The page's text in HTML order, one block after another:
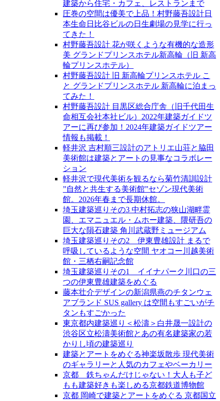
建築から住宅・カフェ、レストランまで
圧巻の空間は優美で上品！村野藤吾設計日
本生命日比谷ビルの日生劇場の見学に行っ
てきた！
村野藤吾設計 花が咲くような有機的な造形
美 グランドプリンスホテル新高輪（旧 新高
輪プリンスホテル）
村野藤吾設計 旧 新高輪プリンスホテル こ
と グランドプリンスホテル 新高輪に泊まっ
てみた！
村野藤吾設計 目黒区総合庁舎（旧千代田生
命相互会社本社ビル）2022年建築ガイドツ
アーに再び参加！2024年建築ガイドツアー
情報も掲載！
軽井沢 吉村順三設計のアトリエ山荘と脇田
美術館は建築とアートの見事なコラボレー
ション
軽井沢で現代美術を観るなら菊竹清訓設計
”自然と共生する美術館”セゾン現代美術
館。2026年春まで長期休館。
埼玉建築巡りその3 中村拓志の狭山湖畔霊
園、エマニュエル・ムホー建築、隈研吾の
巨大な隕石建築 角川武蔵野ミュージアム
埼玉建築巡りその2 伊東豊雄設計 まるで
呼吸しているような空間 ヤオコー川越美術
館・三栖右嗣記念館
埼玉建築巡りその1 イイナパーク川口の三
つの伊東豊雄建築をめぐる
藤本壮介デザインの新潟県燕のチタンウェ
アブランド SUS gallery は空間もすごいがチ
タンもすごかった
東京都内建築巡り＜松濤＞白井晟一設計の
渋谷区立松濤美術館とあの有名建築家の若
かりし頃の建築巡り
建築とアートをめぐる神楽坂散歩 現代美術
のギャラリーと人気のカフェやベーカリー
京都 鉄ちゃんだけじゃない！大人も子ど
もも建築好きも楽しめる京都鉄道博物館
京都 岡崎で建築とアートをめぐる 京都国立